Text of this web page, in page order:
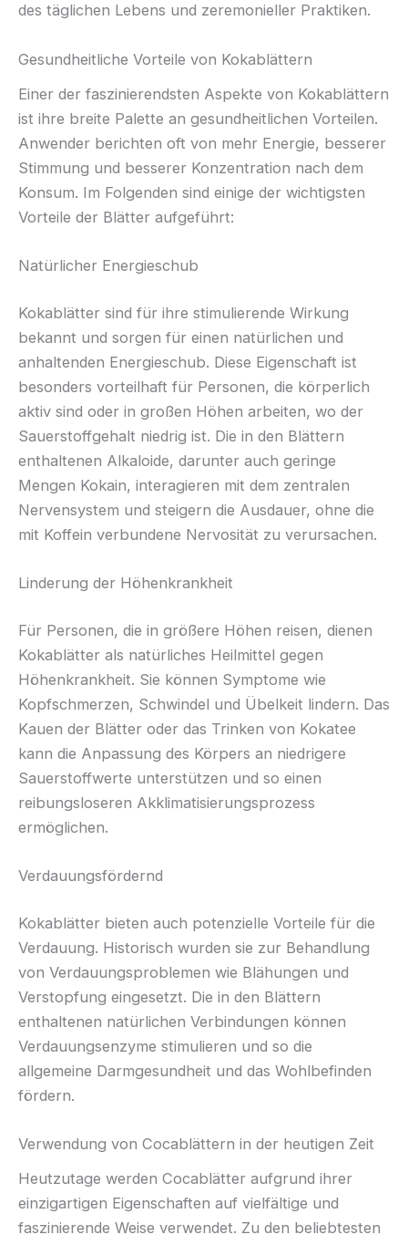
des täglichen Lebens und zeremonieller Praktiken.
Gesundheitliche Vorteile von Kokablättern
Einer der faszinierendsten Aspekte von Kokablättern
ist ihre breite Palette an gesundheitlichen Vorteilen.
Anwender berichten oft von mehr Energie, besserer
Stimmung und besserer Konzentration nach dem
Konsum. Im Folgenden sind einige der wichtigsten
Vorteile der Blätter aufgeführt:
Natürlicher Energieschub
Kokablätter sind für ihre stimulierende Wirkung
bekannt und sorgen für einen natürlichen und
anhaltenden Energieschub. Diese Eigenschaft ist
besonders vorteilhaft für Personen, die körperlich
aktiv sind oder in großen Höhen arbeiten, wo der
Sauerstoffgehalt niedrig ist. Die in den Blättern
enthaltenen Alkaloide, darunter auch geringe
Mengen Kokain, interagieren mit dem zentralen
Nervensystem und steigern die Ausdauer, ohne die
mit Koffein verbundene Nervosität zu verursachen.
Linderung der Höhenkrankheit
Für Personen, die in größere Höhen reisen, dienen
Kokablätter als natürliches Heilmittel gegen
Höhenkrankheit. Sie können Symptome wie
Kopfschmerzen, Schwindel und Übelkeit lindern. Das
Kauen der Blätter oder das Trinken von Kokatee
kann die Anpassung des Körpers an niedrigere
Sauerstoffwerte unterstützen und so einen
reibungsloseren Akklimatisierungsprozess
ermöglichen.
Verdauungsfördernd
Kokablätter bieten auch potenzielle Vorteile für die
Verdauung. Historisch wurden sie zur Behandlung
von Verdauungsproblemen wie Blähungen und
Verstopfung eingesetzt. Die in den Blättern
enthaltenen natürlichen Verbindungen können
Verdauungsenzyme stimulieren und so die
allgemeine Darmgesundheit und das Wohlbefinden
fördern.
Verwendung von Cocablättern in der heutigen Zeit
Heutzutage werden Cocablätter aufgrund ihrer
einzigartigen Eigenschaften auf vielfältige und
faszinierende Weise verwendet. Zu den beliebtesten